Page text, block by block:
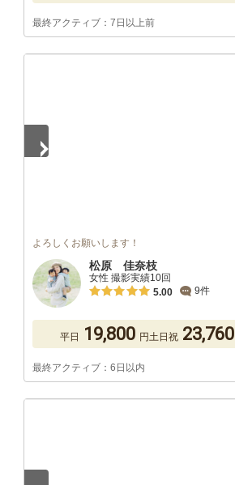
最終アクティブ：7日以上前
よろしくお願いします！
松原 佳奈枝
女性 撮影実績10回
5.00
9件
平日 19,800 円土日祝 23,760
最終アクティブ：6日以内